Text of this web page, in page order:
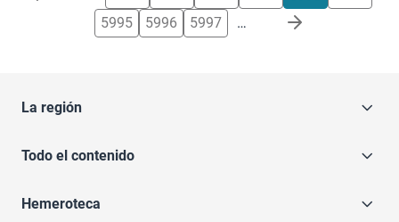
5995
5996 5997 …
La región
Todo el contenido
Hemeroteca